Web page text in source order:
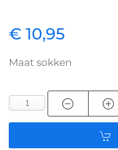
€ 10,95
Maat sokken